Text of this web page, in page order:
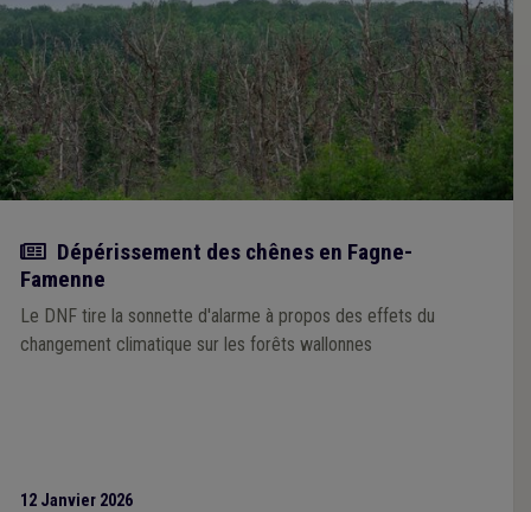
Actualité
Dépérissement des chênes en Fagne-
Famenne
Le DNF tire la sonnette d'alarme à propos des effets du
changement climatique sur les forêts wallonnes
12 Janvier 2026